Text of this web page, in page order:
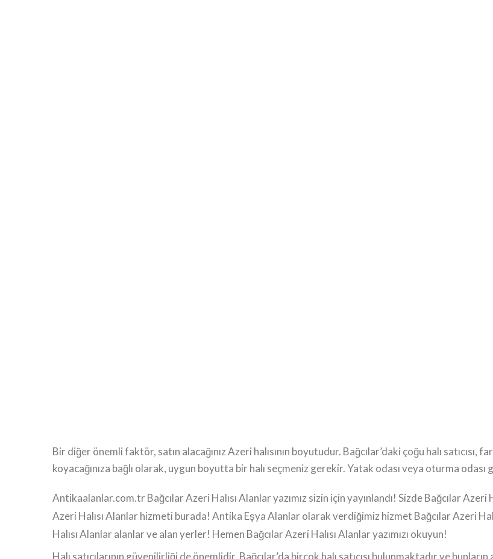
Bir diğer önemli faktör, satın alacağınız Azeri halısının boyutudur. Bağcılar’daki çoğu halı satıcısı,
koyacağınıza bağlı olarak, uygun boyutta bir halı seçmeniz gerekir. Yatak odası veya oturma
Antikaalanlar.com.tr Bağcılar Azeri Halısı Alanlar yazımız sizin için yayınlandı! Sizde Bağcılar
Azeri Halısı Alanlar hizmeti burada! Antika Eşya Alanlar olarak verdiğimiz hizmet Bağcılar Azeri
Halısı Alanlar alanlar ve alan yerler! Hemen Bağcılar Azeri Halısı Alanlar yazımızı okuyun!
Halı satıcılarının güvenilirliği de önemlidir. Bağcılar’da birçok halı satıcısı bulunmaktadır ve